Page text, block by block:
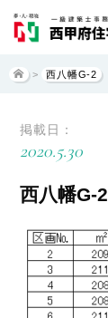
> 西八幡G-2
掲載日：
2020.5.30
西八幡G-2